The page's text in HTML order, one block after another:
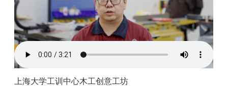
上海大学工训中心木工创意工坊